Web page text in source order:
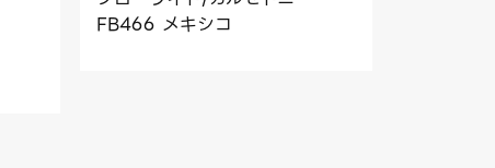
FB466 メキシコ